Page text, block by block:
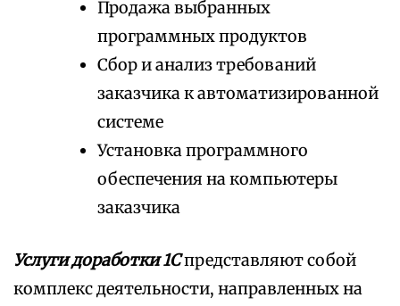
Продажа выбранных
программных продуктов
Сбор и анализ требований
заказчика к автоматизированной
системе
Установка программного
обеспечения на компьютеры
заказчика
Услуги доработки 1Спредставляют собой
комплекс деятельности, направленных на